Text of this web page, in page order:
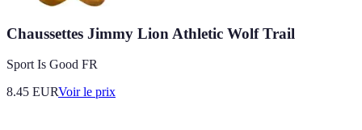
Chaussettes Jimmy Lion Athletic Wolf Trail
Sport Is Good FR
8.45 EURVoir le prix